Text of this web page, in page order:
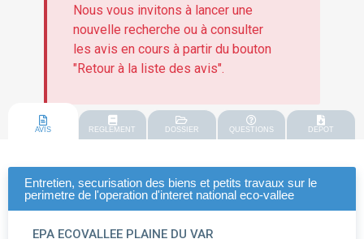
Nous vous invitons à lancer une
nouvelle recherche ou à consulter
les avis en cours à partir du bouton
"Retour à la liste des avis".
AVIS REGLEMENT DOSSIER QUESTIONS DEPOT
Entretien, securisation des biens et petits travaux sur le
perimetre de l'operation d'interet national eco-vallee
EPA ECOVALLEE PLAINE DU VAR